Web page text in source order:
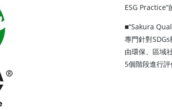
ESG Practice”
■“Sakura
專門針對SDGs
由環保、區域
5個階段進行評